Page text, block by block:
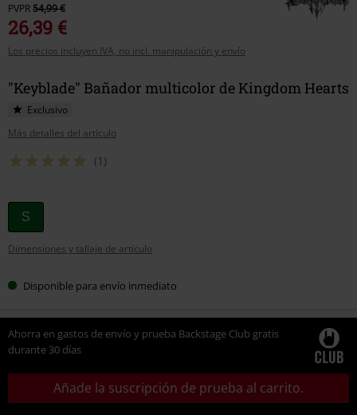
PVPR54,99 €
26,39 €
Los precios incluyen IVA, no incl. manipulación y envío
"Keyblade" Bañador multicolor de Kingdom Hearts
Exclusivo
Más detalles del artículo
(1)
Elige
tu
talla
S
Dimensiones y tallaje de artículo
Disponible para envío inmediato
Ahorra en gastos de envío y prueba Backstage Club gratis
durante 30 días
Añade la suscripción de prueba al carrito.